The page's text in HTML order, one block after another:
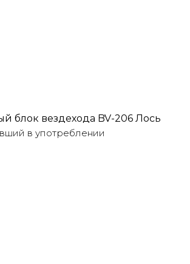
блок вездехода BV-206 Лось
в употреблении